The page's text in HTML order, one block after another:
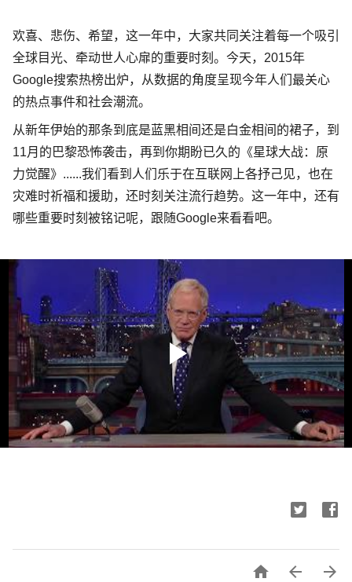
欢喜、悲伤、希望，这一年中，大家共同关注着每一个吸引
全球目光、牵动世人心扉的重要时刻。今天， 2015年
Google搜索热榜出炉，从数据的角度呈现今年人们最关心
的热点事件和社会潮流。
从新年伊始的那条到底是蓝黑相间还是白金相间的裙子，到
11月的巴黎恐怖袭击， 再到你期盼已久的《星球大战：原
力觉醒》 ......我们看到人们乐于在互联网上各抒己见，也在
灾难时祈福和援助，还时刻关注流行趋势。这一年中，还有
哪些重要时刻被铭记呢，跟随Google来看看吧。
  